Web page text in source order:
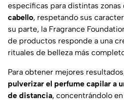
específicas para distintas
cabello, respetando sus
su parte, la Fragrance
de productos responde a una
rituales de belleza más
Para obtener mejores
pulverizar el perfume capilar a
de distancia, concentrándolo